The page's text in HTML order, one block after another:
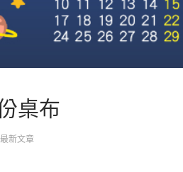
桌布
最新文章